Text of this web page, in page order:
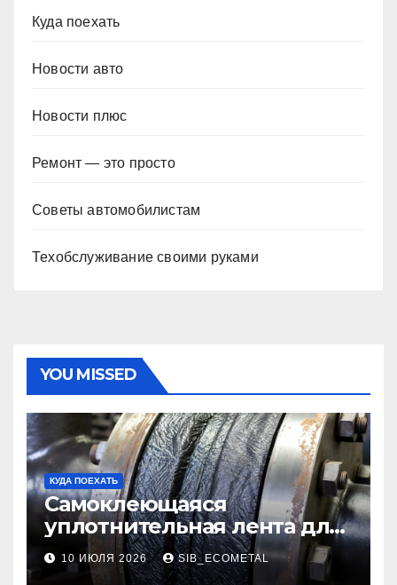
Куда поехать
Новости авто
Новости плюс
Ремонт — это просто
Советы автомобилистам
Техобслуживание своими руками
YOU MISSED
КУДА ПОЕХАТЬ
Самоклеющаяся
уплотнительная лента для
огнезащиты фланцевых
соединений
10 ИЮЛЯ 2026 SIB_ECOMETAL